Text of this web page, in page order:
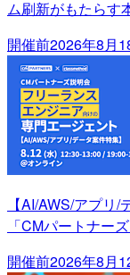
ム刷新がもたらす
開催前2026年8月
【AI/AWS/アプリ
「CMパートナー
開催前2026年8月